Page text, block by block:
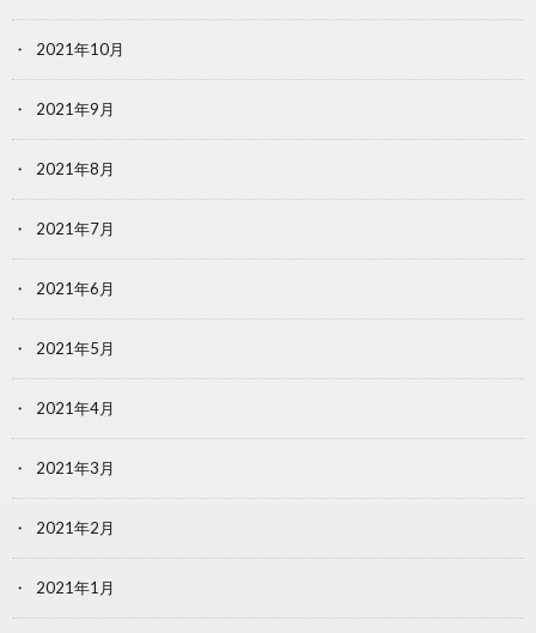
2021年10月
2021年9月
2021年8月
2021年7月
2021年6月
2021年5月
2021年4月
2021年3月
2021年2月
2021年1月